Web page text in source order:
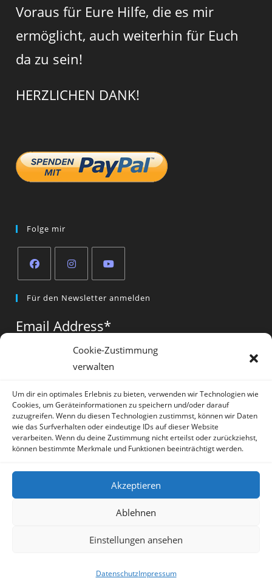
Cookie-Zustimmung
verwalten
Um dir ein optimales Erlebnis zu bieten, verwenden wir Technologien wie
Cookies, um Geräteinformationen zu speichern und/oder darauf
zuzugreifen. Wenn du diesen Technologien zustimmst, können wir Daten
wie das Surfverhalten oder eindeutige IDs auf dieser Website
verarbeiten. Wenn du deine Zustimmung nicht erteilst oder zurückziehst,
können bestimmte Merkmale und Funktionen beeinträchtigt werden.
Akzeptieren
Ablehnen
Einstellungen ansehen
DatenschutzImpressum
Voraus für Eure Hilfe, die es mir
ermöglicht, auch weiterhin für Euch
da zu sein!
HERZLICHEN DANK!
Folge mir
in
new
in
new
in
new
tab
Für den Newsletter anmelden
Email Address*
Vorname*
Copyright Irene Lauretti - OceanWP Theme by OceanWP